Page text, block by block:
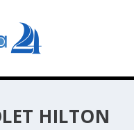
HILTON